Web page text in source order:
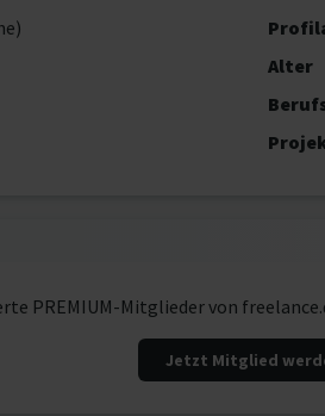
Alter
PREMIUM-Mitglieder von
Jetzt Mitglied